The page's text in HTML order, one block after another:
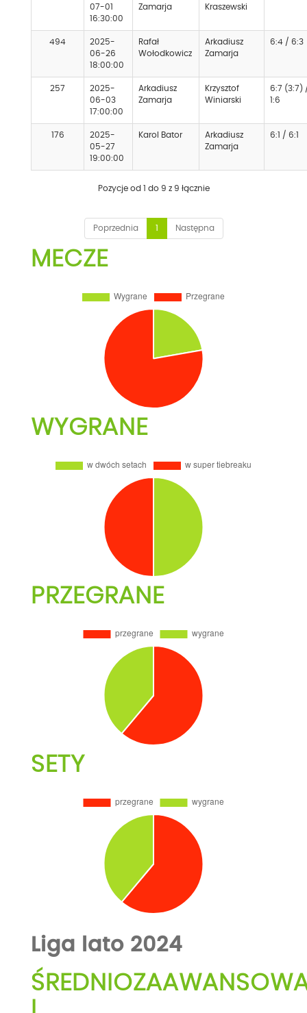
07-01
16:30:00
Zamarja
Kraszewski
494
2025-
06-26
18:00:00
Rafał
Wołodkowicz
Arkadiusz
Zamarja
6:4 / 6:3
257
2025-
06-03
17:00:00
Arkadiusz
Zamarja
Krzysztof
Winiarski
6:7 (3:7)
1:6
176
2025-
05-27
19:00:00
Karol Bator
Arkadiusz
Zamarja
6:1 / 6:1
Pozycje od 1 do 9 z 9 łącznie
Poprzednia 1 Następna
MECZE
WYGRANE
PRZEGRANE
SETY
Liga lato 2024